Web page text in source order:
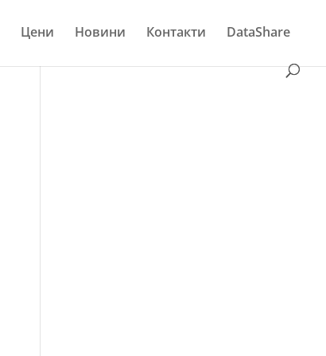
Цени Новини Контакти DataShare